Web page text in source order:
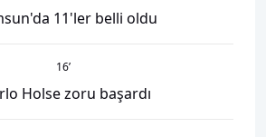
11'ler belli oldu
16’
Holse zoru başardı